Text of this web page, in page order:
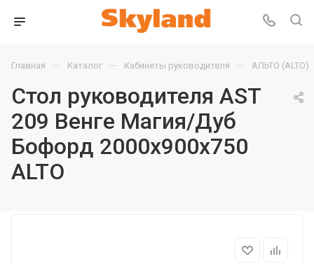
Главная — Каталог — Кабинеты руководителя — АЛЬТО (ALTO)
Стол руководителя AST
209 Венге Магия/Дуб
Бофорд 2000х900х750
ALTO